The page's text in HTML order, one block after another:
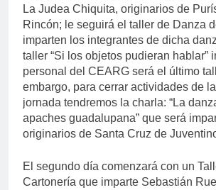
La Judea Chiquita, originarios de
Rincón; le seguirá el taller de Danza
imparten los integrantes de dicha
taller “Si los objetos pudieran hablar”
personal del CEARG será el último
embargo, para cerrar actividades de
jornada tendremos la charla: “La
apaches guadalupana” que será
originarios de Santa Cruz de
El segundo día comenzará con un
Cartonería que imparte Sebastián